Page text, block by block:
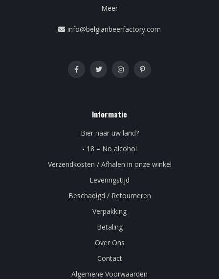
Meer
info@belgianbeerfactory.com
Informatie
Bier naar uw land?
- 18 = No alcohol
Verzendkosten / Afhalen in onze winkel
Leveringstijd
Beschadigd / Retourneren
Verpakking
Betaling
Over Ons
Contact
Algemene Voorwaarden